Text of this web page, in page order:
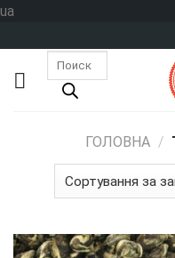
ua
content
ГОЛОВНА /